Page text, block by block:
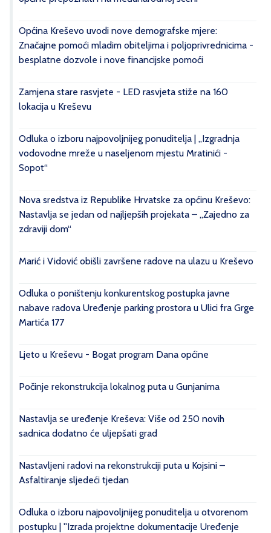
Općina Kreševo uvodi nove demografske mjere:
Značajne pomoći mladim obiteljima i poljoprivrednicima -
besplatne dozvole i nove financijske pomoći
Zamjena stare rasvjete - LED rasvjeta stiže na 160
lokacija u Kreševu
Odluka o izboru najpovoljnijeg ponuditelja | „Izgradnja
vodovodne mreže u naseljenom mjestu Mratinići -
Sopot“
Nova sredstva iz Republike Hrvatske za općinu Kreševo:
Nastavlja se jedan od najljepših projekata – „Zajedno za
zdraviji dom“
Marić i Vidović obišli završene radove na ulazu u Kreševo
Odluka o poništenju konkurentskog postupka javne
nabave radova Uređenje parking prostora u Ulici fra Grge
Martića 177
Ljeto u Kreševu - Bogat program Dana općine
Počinje rekonstrukcija lokalnog puta u Gunjanima
Nastavlja se uređenje Kreševa: Više od 250 novih
sadnica dodatno će uljepšati grad
Nastavljeni radovi na rekonstrukciji puta u Kojsini –
Asfaltiranje sljedeći tjedan
Odluka o izboru najpovoljnijeg ponuditelja u otvorenom
postupku | ''Izrada projektne dokumentacije Uređenje